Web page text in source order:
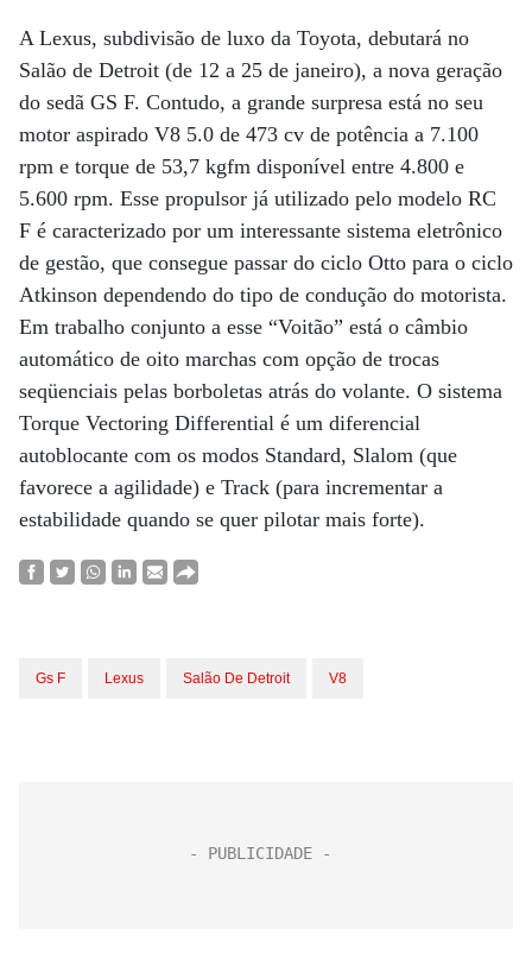
A Lexus, subdivisão de luxo da Toyota, debutará no
Salão de Detroit (de 12 a 25 de janeiro), a nova geração
do sedã GS F. Contudo, a grande surpresa está no seu
motor aspirado V8 5.0 de 473 cv de potência a 7.100
rpm e torque de 53,7 kgfm disponível entre 4.800 e
5.600 rpm. Esse propulsor já utilizado pelo modelo RC
F é caracterizado por um interessante sistema eletrônico
de gestão, que consegue passar do ciclo Otto para o ciclo
Atkinson dependendo do tipo de condução do motorista.
Em trabalho conjunto a esse “Voitão” está o câmbio
automático de oito marchas com opção de trocas
seqüenciais pelas borboletas atrás do volante. O sistema
Torque Vectoring Differential é um diferencial
autoblocante com os modos Standard, Slalom (que
favorece a agilidade) e Track (para incrementar a
estabilidade quando se quer pilotar mais forte).
Gs F Lexus Salão De Detroit V8